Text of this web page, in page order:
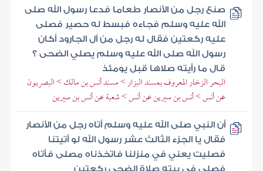
صنع رجل من الأنصار طعاما فدعا رسول الله صلى
الله عليه وسلم فجاءه فبسط له حصير فصلى
عليه ركعتين فقال له رجل من آل الجارود أكان
رسول الله صلى الله عليه وسلم يصلي الضحى ؟
قال ما رأيته صلاها قبل يومئذ
البحر الزخار المعروف بمسند البزار > مسند أنس بن مالك > البصريون
عن أنس > أنس بن سيرين عن أنس > شعبة عن أنس بن سيرين
أن النبي صلى الله عليه وسلم أتاه رجل من الأنصار
فقال يا الجزء الثالث عشر رسول الله لو أتيتنا
فصليت يعني في منزلنا فاتخذناه مصلى فأتاه
فصلى في بيته صلاة الضحى ركعتين